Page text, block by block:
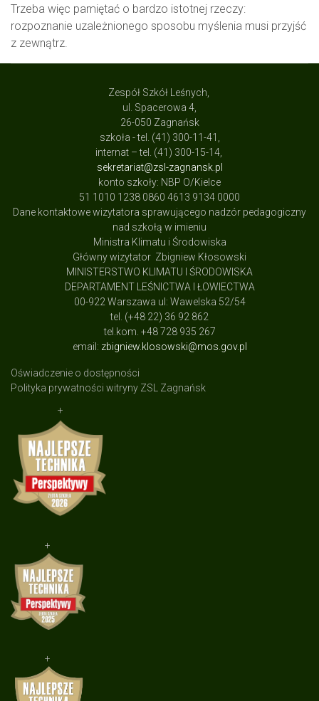
Trzeba więc pamiętać o bardzo istotnej rzeczy:
rozpoznanie uzależnionego sposobu myślenia musi przyjść
z zewnątrz.
Zespół Szkół Leśnych,
ul. Spacerowa 4,
26-050 Zagnańsk
szkoła - tel. (41) 300-11-41,
internat – tel. (41) 300-15-14,
sekretariat@zsl-zagnansk.pl
konto szkoły: NBP O/Kielce
51 1010 1238 0860 4613 9134 0000
Dane kontaktowe wizytatora sprawującego nadzór pedagogiczny
nad szkołą w imieniu
Ministra Klimatu i Środowiska
Główny wizytator Zbigniew Kłosowski
MINISTERSTWO KLIMATU I ŚRODOWISKA
DEPARTAMENT LEŚNICTWA I ŁOWIECTWA
00-922 Warszawa ul: Wawelska 52/54
tel. (+48 22) 36 92 862
tel.kom. +48 728 935 267
email: zbigniew.klosowski@mos.gov.pl
Oświadczenie o dostępności
Polityka prywatności witryny ZSL Zagnańsk
+
+
+